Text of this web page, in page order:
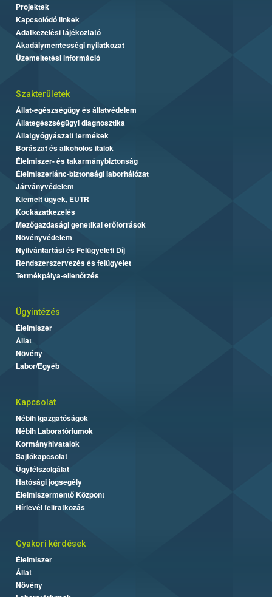
Projektek
Kapcsolódó linkek
Adatkezelési tájékoztató
Akadálymentességi nyilatkozat
Üzemeltetési információ
Szakterületek
Állat-egészségügy és állatvédelem
Állategészségügyi diagnosztika
Állatgyógyászati termékek
Borászat és alkoholos italok
Élelmiszer- és takarmánybiztonság
Élelmiszerlánc-biztonsági laborhálózat
Járványvédelem
Kiemelt ügyek, EUTR
Kockázatkezelés
Mezőgazdasági genetikai erőforrások
Növényvédelem
Nyilvántartási és Felügyeleti Díj
Rendszerszervezés és felügyelet
Termékpálya-ellenőrzés
Ügyintézés
Élelmiszer
Állat
Növény
Labor/Egyéb
Kapcsolat
Nébih Igazgatóságok
Nébih Laboratóriumok
Kormányhivatalok
Sajtókapcsolat
Ügyfélszolgálat
Hatósági jogsegély
Élelmiszermentő Központ
Hírlevél feliratkozás
Gyakori kérdések
Élelmiszer
Állat
Növény